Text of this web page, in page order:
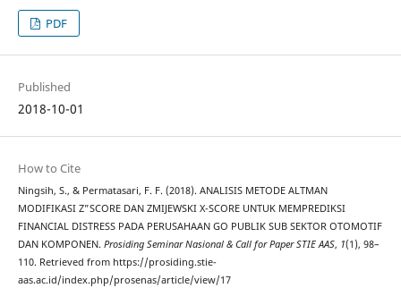
PDF
Published
2018-10-01
How to Cite
Ningsih, S., & Permatasari, F. F. (2018). ANALISIS METODE ALTMAN
MODIFIKASI Z”SCORE DAN ZMIJEWSKI X-SCORE UNTUK MEMPREDIKSI
FINANCIAL DISTRESS PADA PERUSAHAAN GO PUBLIK SUB SEKTOR OTOMOTIF
DAN KOMPONEN. Prosiding Seminar Nasional & Call for Paper STIE AAS, 1(1), 98–
110. Retrieved from https://prosiding.stie-
aas.ac.id/index.php/prosenas/article/view/17